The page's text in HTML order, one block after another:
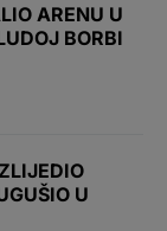
ARENU U
BORBI
U